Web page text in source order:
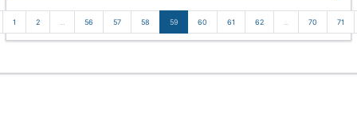
1 2 56 57 58 59 60 61 62 70 71